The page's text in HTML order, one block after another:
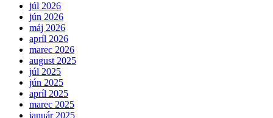
júl 2026
jún 2026
máj 2026
apríl 2026
marec 2026
august 2025
júl 2025
jún 2025
apríl 2025
marec 2025
január 2025